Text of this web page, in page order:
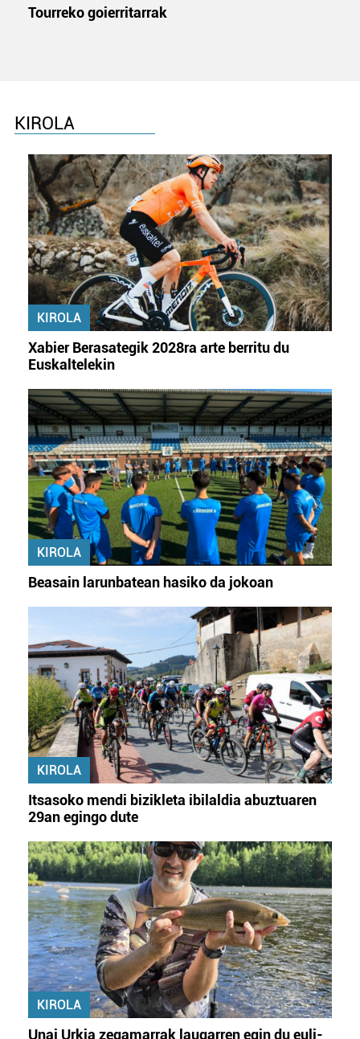
interes komertzial legitimoetan babesten dira. Ikusi gure
Lortu zure datu pertsonalak prozesatzeko moduari
buruzko informazio gehiago eta ezarri zure lehentasunak
datuen atalean. Edozein unetan alda edo ken dezakezu
zure baimena Cookieen adierazpenean.
Webgune honek cookie propioak eta hirugarrenen cookie-
fitxategiak erabiltzen ditu. Zure esperientzia eta
zerbitzuak hobetzeko asmoz, cookie teknologiaz
baliatzen gara. Ohar hau onartuz gero, teknologia hori
erabiltzeko baimen esplizitua ematen diguzu.Gehiago
irakurri
Tourreko goierritarrak
KIROLA
KIROLA
Xabier Berasategik 2028ra arte berritu du
Euskaltelekin
KIROLA
Beasain larunbatean hasiko da jokoan
KIROLA
Itsasoko mendi bizikleta ibilaldia abuztuaren
29an egingo dute
KIROLA
Unai Urkia zegamarrak laugarren egin du euli-